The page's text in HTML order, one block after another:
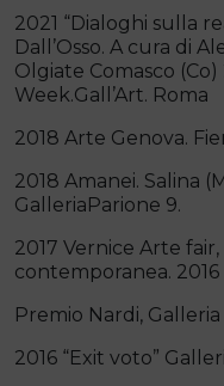
2021 “Dialoghi sulla
Dall’Osso. A cura di
Olgiate Comasco
Week.Gall’Art. Roma
2018 Arte Genova.
2018 Amanei. Salina
GalleriaParione 9.
2017 Vernice Arte
contemporanea.
Premio Nardi,
2016 “Exit voto”